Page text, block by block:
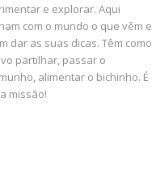
e explorar. Aqui
com o mundo o que vêm e
dar as suas dicas. Têm como
partilhar, passar o
alimentar o bichinho. É
missão!